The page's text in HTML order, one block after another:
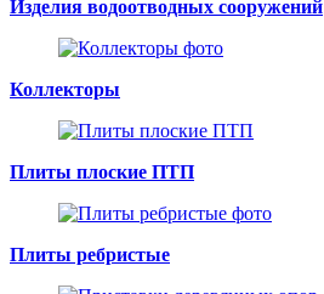
Изделия водоотводных сооружений
Коллекторы
Плиты плоские ПТП
Плиты ребристые